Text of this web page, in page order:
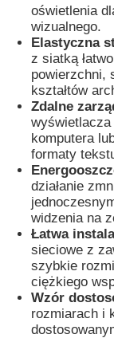
oświetlenia
wizualnego.
Elastyczna
z siatką
powierzchni,
kształtów
Zdalne
wyświetlacza
komputera
formaty
działanie
widzenia na
Łatwa
sieciowe z
szybkie
ciężkiego
Wzór
rozmiarach i